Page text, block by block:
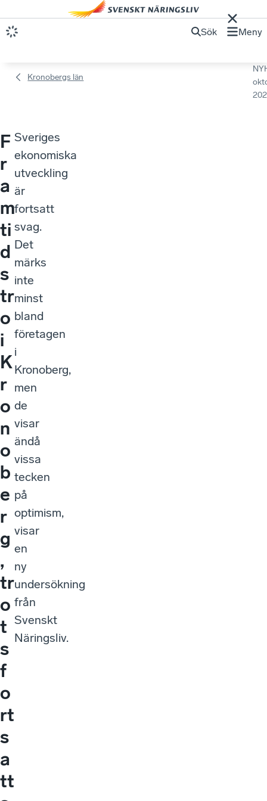
Sök Meny
Kronobergs län
F
r
a
m
ti
d
s
tr
o
i
K
r
o
n
o
b
e
r
g
,
tr
o
t
s
f
o
rt
s
a
tt
Sveriges
ekonomiska
utveckling
är
fortsatt
svag.
Det
märks
inte
minst
bland
företagen
i
Kronoberg,
men
de
visar
ändå
vissa
tecken
på
optimism,
visar
en
ny
undersökning
från
Svenskt
Näringsliv.